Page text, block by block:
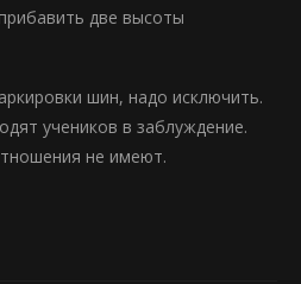
две высоты
шин, надо исключить.
учеников в заблуждение.
не имеют.